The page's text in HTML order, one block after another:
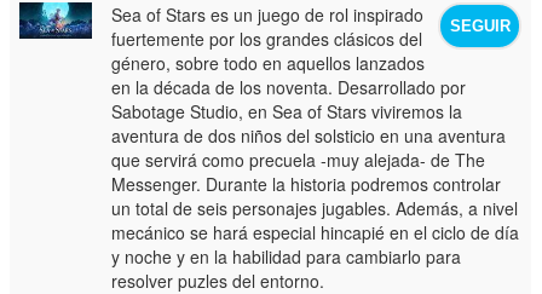
SEGUIR
Sea of Stars es un juego de rol inspirado
fuertemente por los grandes clásicos del
género, sobre todo en aquellos lanzados
en la década de los noventa. Desarrollado por
Sabotage Studio, en Sea of Stars viviremos la
aventura de dos niños del solsticio en una aventura
que servirá como precuela -muy alejada- de The
Messenger. Durante la historia podremos controlar
un total de seis personajes jugables. Además, a nivel
mecánico se hará especial hincapié en el ciclo de día
y noche y en la habilidad para cambiarlo para
resolver puzles del entorno.